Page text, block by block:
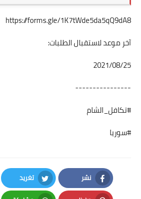
https://forms.gle/1K7tWde5da5qQ9dA8
آخر موعد لاستقبال الطلبات:
2021/08/25
----------------
#تكافل_الشام
#سوريا
نشر
Facebook
تغريد
Twitter